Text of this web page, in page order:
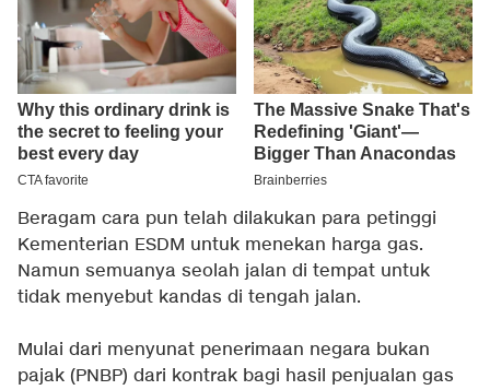
Beragam cara pun telah dilakukan para petinggi
Kementerian ESDM untuk menekan harga gas.
Namun semuanya seolah jalan di tempat untuk
tidak menyebut kandas di tengah jalan.
Mulai dari menyunat penerimaan negara bukan
pajak (PNBP) dari kontrak bagi hasil penjualan gas